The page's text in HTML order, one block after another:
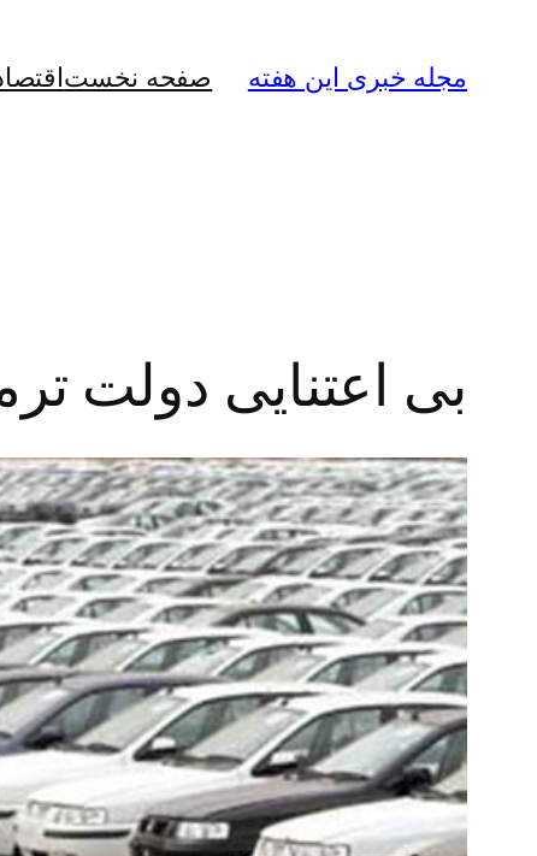
مجله خبری این هفته صفحه نخست
بی اعتنایی دولت